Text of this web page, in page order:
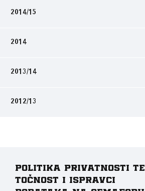
2014/15
2014
2013/14
2012/13
Politika privatnosti te
točnost i ispravci